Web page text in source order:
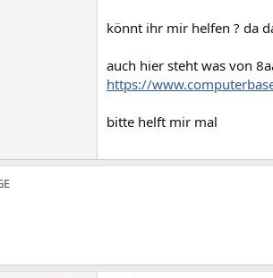
könnt ihr mir helfen ? da
auch hier steht was von
https://
bitte helft mir mal